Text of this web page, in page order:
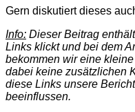
Gern diskutiert dieses
Info: Dieser Beitrag
Links klickt und bei dem
bekommen wir eine
dabei keine zusätzlichen
diese Links unsere
beeinflussen.